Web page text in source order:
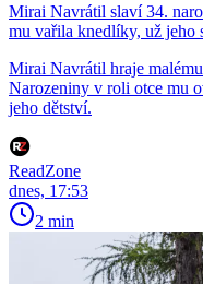
Mirai Navrátil slaví 34.
mu vařila knedlíky, už jeho
Mirai Navrátil hraje
Narozeniny v roli otce mu
jeho dětství.
ReadZone
dnes, 17:53
2 min